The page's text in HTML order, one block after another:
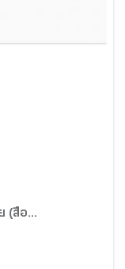
(สื่อ...